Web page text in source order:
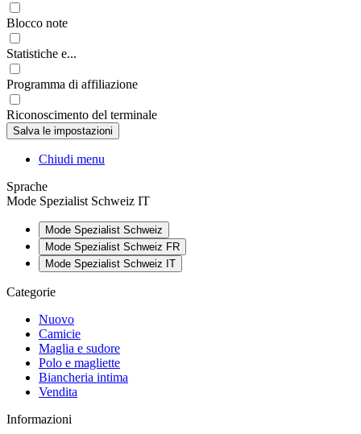
Blocco note
Statistiche e...
Programma di affiliazione
Riconoscimento del terminale
Chiudi menu
Sprache
Mode Spezialist Schweiz IT
Mode Spezialist Schweiz
Mode Spezialist Schweiz FR
Mode Spezialist Schweiz IT
Categorie
Nuovo
Camicie
Maglia e sudore
Polo e magliette
Biancheria intima
Vendita
Informazioni